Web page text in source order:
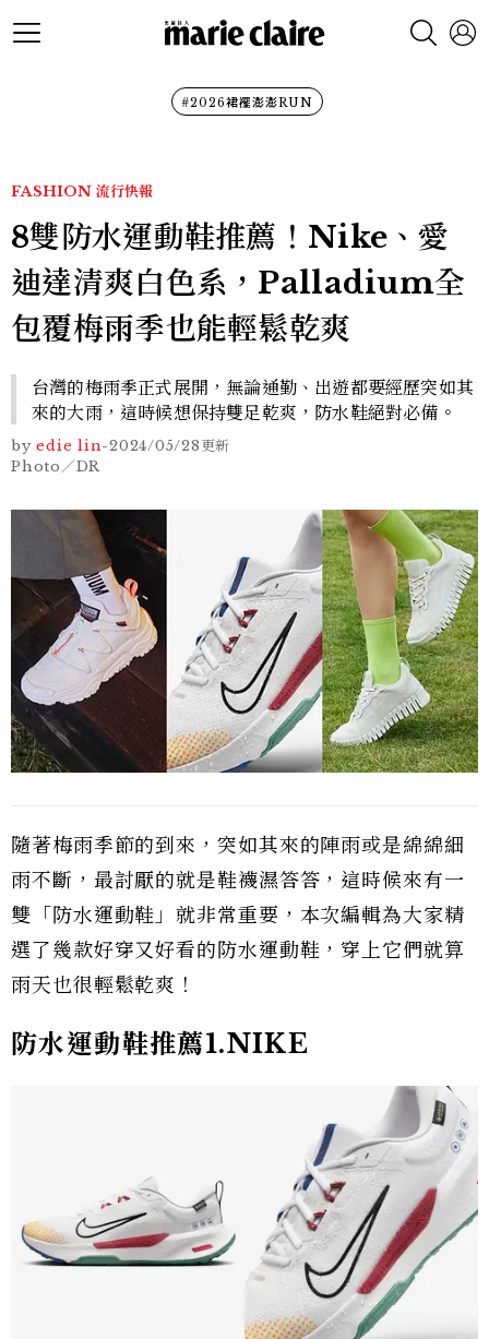
#2026裙襬澎澎RUN
FASHION 流行快報
8雙防水運動鞋推薦！Nike、愛
迪達清爽白色系，Palladium全
包覆梅雨季也能輕鬆乾爽
台灣的梅雨季正式展開，無論通勤、出遊都要經歷突如其
來的大雨，這時候想保持雙足乾爽，防水鞋絕對必備。
by edie lin-2024/05/28更新
Photo／DR
隨著梅雨季節的到來，突如其來的陣雨或是綿綿細
雨不斷，最討厭的就是鞋襪濕答答，這時候來有一
雙「防水運動鞋」就非常重要，本次編輯為大家精
選了幾款好穿又好看的防水運動鞋，穿上它們就算
雨天也很輕鬆乾爽！
防水運動鞋推薦1.NIKE